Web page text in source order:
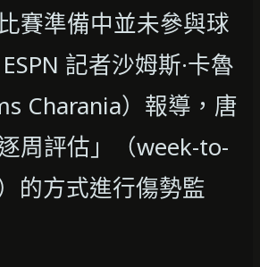
賽準備中並未參與球
記者沙姆斯·卡魯
Charania）報導，唐
周評估」（week-to-
的方式進行傷勢監